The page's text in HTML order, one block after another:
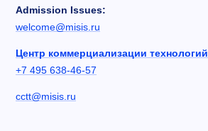
Admission Issues:
welcome@misis.ru
Центр коммерциализации технологий
+7 495 638-46-57
cctt@misis.ru